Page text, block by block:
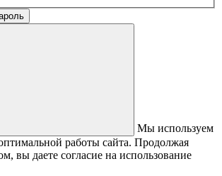
Мы используем
работы сайта. Продолжая
вы даете согласие на использование